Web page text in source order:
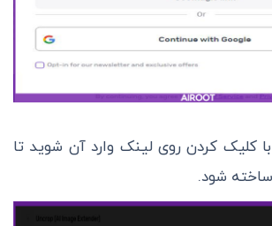
کلیک کردن روی لینک وارد آن شوید تا
شود.